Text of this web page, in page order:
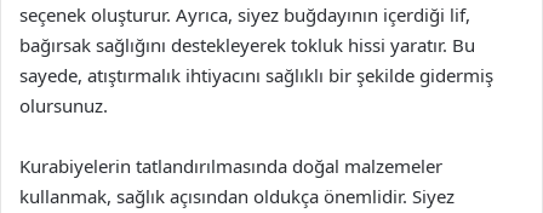
seçenek oluşturur. Ayrıca, siyez buğdayının içerdiği lif,
bağırsak sağlığını destekleyerek tokluk hissi yaratır. Bu
sayede, atıştırmalık ihtiyacını sağlıklı bir şekilde gidermiş
olursunuz.
Kurabiyelerin tatlandırılmasında doğal malzemeler
kullanmak, sağlık açısından oldukça önemlidir. Siyez